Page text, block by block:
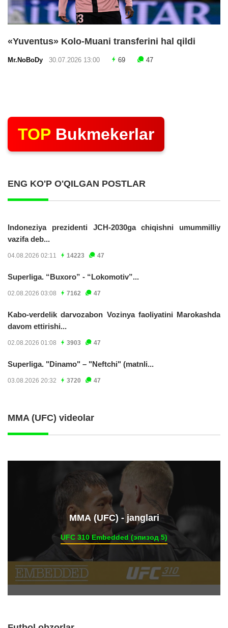
«Yuventus» Kolo-Muani transferini hal qildi
Mr.NoBoDy 30.07.2026 13:00 69 47
TOP Bukmekerlar
ENG KO'P O'QILGAN POSTLAR
Indoneziya prezidenti JCH-2030ga chiqishni umummilliy
vazifa deb...
04.08.2026 02:11 14223 47
Superliga. “Buxoro” - “Lokomotiv”...
02.08.2026 03:08 7162 47
Kabo-verdelik darvozabon Vozinya faoliyatini Marokashda
davom ettirishi...
02.08.2026 01:08 3903 47
Superliga. "Dinamo" – "Neftchi" (matnli...
03.08.2026 20:32 3720 47
MMA (UFC) videolar
ММА (UFC) - janglari
UFC 310 Embedded (эпизод 5)